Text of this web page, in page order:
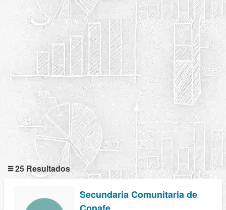
25 Resultados
Secundaria Comunitaria de